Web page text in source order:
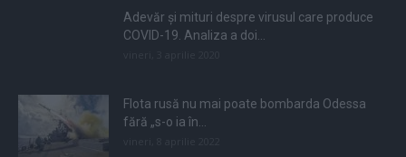
Adevăr și mituri despre virusul care produce
COVID-19. Analiza a doi...
Flota rusă nu mai poate bombarda Odessa
fără „s-o ia în...